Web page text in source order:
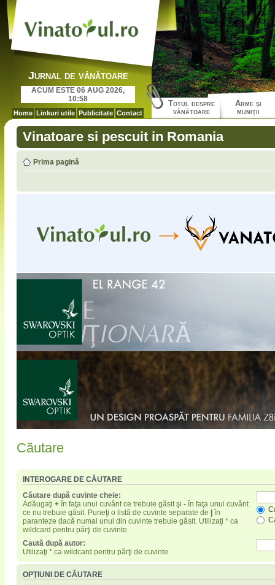
Jurnal de vânătoare
ACUM ESTE 06 AUG 2026,
10:58
Home Linkuri utile Publicitate Contact
Totul despre
vânătoare
Arme şi
muniţii
Vinatoare si pescuit in Romania
Prima pagină
Căutare
INTEROGARE DE CĂUTARE
Căutare după cuvinte cheie:
Adăugaţi + în faţa unui cuvânt ce trebuie găsit şi - în faţa unui cuvânt
ce nu trebuie găsit. Puneţi o listă de cuvinte separate de
în
paranteze dacă numai unul din cuvinte trebuie găsit. Utilizaţi * ca
wildcard pentru părţi de cuvinte.
Caută după autor:
Utilizaţi * ca wildcard pentru părţi de cuvinte.
OPŢIUNI DE CĂUTARE